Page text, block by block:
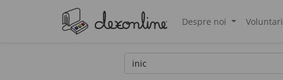
Despre noi Voluntari